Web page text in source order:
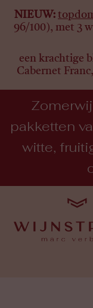
NIEUW:
96/100), met 3
een krachtige
Cabernet
pakketten
witte,